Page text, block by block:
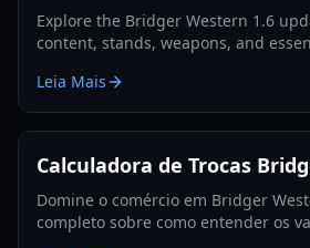
Explore the Bridger Western 1.6
content, stands, weapons, and
Leia Mais
Calculadora de Trocas
Domine o comércio em Bridger
completo sobre como entender os